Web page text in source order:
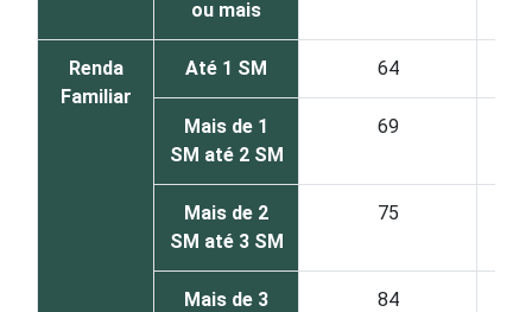
ou mais
Renda
Familiar
Até 1 SM 64
Mais de 1
SM até 2 SM
69
Mais de 2
SM até 3 SM
75
Mais de 3
84